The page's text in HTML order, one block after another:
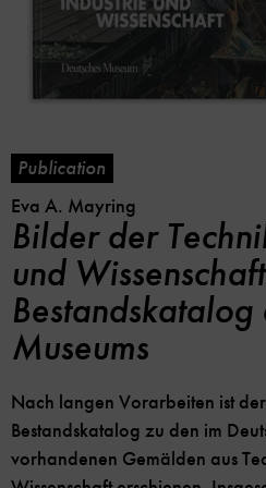
Publication
Eva A. Mayring
Bilder der
und
Bestandskatalog
Museums
Nach langen Vorarbeiten ist
Bestandskatalog zu den im
vorhandenen Gemälden aus